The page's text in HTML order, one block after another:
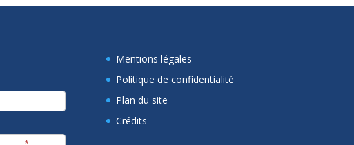
Mentions légales
Politique de confidentialité
Plan du site
Crédits